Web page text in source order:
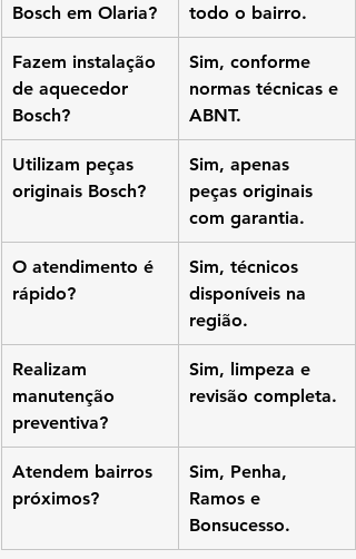
Bosch em Olaria?
todo o bairro.
Fazem instalação
de aquecedor
Bosch?
Sim, conforme
normas técnicas e
ABNT.
Utilizam peças
originais Bosch?
Sim, apenas
peças originais
com garantia.
O atendimento é
rápido?
Sim, técnicos
disponíveis na
região.
Realizam
manutenção
preventiva?
Sim, limpeza e
revisão completa.
Atendem bairros
próximos?
Sim, Penha,
Ramos e
Bonsucesso.